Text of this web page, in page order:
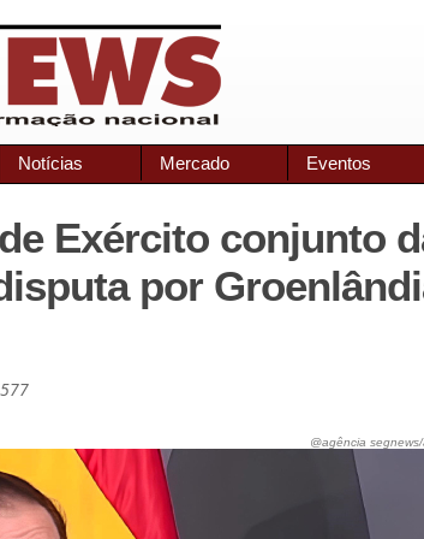
Notícias Mercado Eventos
Exército conjunto
por
@agência